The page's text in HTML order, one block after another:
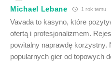
Michael Lebane 1 rok temu
Vavada to kasyno, które
ofertą i profesjonalizmem.
powitalny naprawdę korzystny.
popularnych gier od topowych